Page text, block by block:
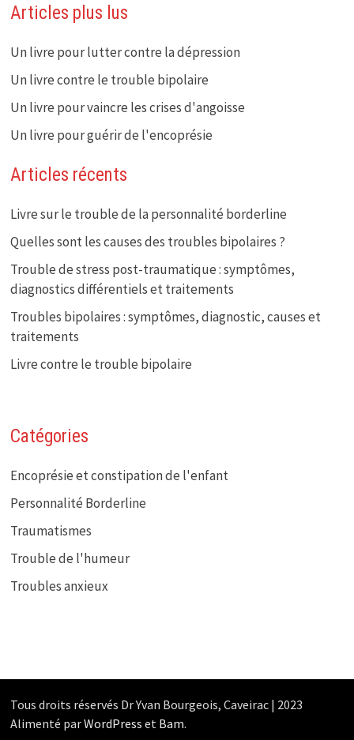
Articles plus lus
Un livre pour lutter contre la dépression
Un livre contre le trouble bipolaire
Un livre pour vaincre les crises d'angoisse
Un livre pour guérir de l'encoprésie
Articles récents
Livre sur le trouble de la personnalité borderline
Quelles sont les causes des troubles bipolaires ?
Trouble de stress post-traumatique : symptômes,
diagnostics différentiels et traitements
Troubles bipolaires : symptômes, diagnostic, causes et
traitements
Livre contre le trouble bipolaire
Catégories
Encoprésie et constipation de l'enfant
Personnalité Borderline
Traumatismes
Trouble de l'humeur
Troubles anxieux
Tous droits réservés Dr Yvan Bourgeois, Caveirac | 2023
Alimenté parWordPress et Bam.